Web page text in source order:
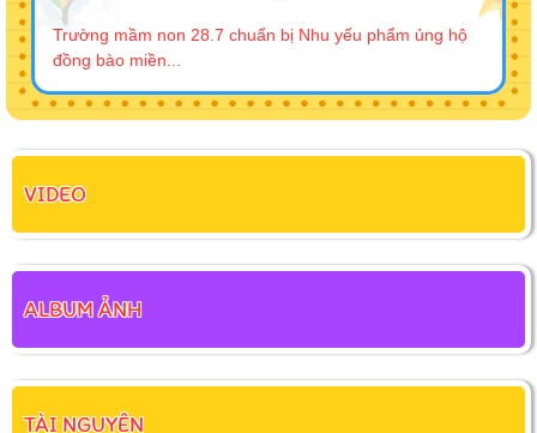
Trường mầm non 28.7 chuẩn bị Nhu yếu phẩm ủng hộ
đồng bào miền...
VIDEO
ALBUM ẢNH
TÀI NGUYÊN